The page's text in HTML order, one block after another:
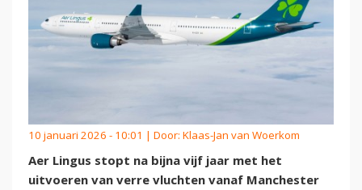
10 januari 2026 - 10:01 | Door: Klaas-Jan van Woerkom
Aer Lingus stopt na bijna vijf jaar met het
uitvoeren van verre vluchten vanaf Manchester